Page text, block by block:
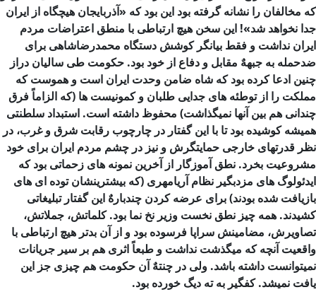
كه مخالفان را نشانه گرفته بود این بود كه «آذربایجان هیچگاه از ایران
جدا نخواهد شد»! این سخن هیچ ارتباطی با منطق اعتراضات مردم
ایران نداشت و فقط بیانگر كوشش دستگاه محمدرضاشاهی برای
ضدحمله به جبههٌ مقابل و دفاع از خود بود. حكومت طی سالیان دراز
چنین ادعا كرده بود كه شاه ضامن وحدت ایران است و هموست كه
مملکت را از توطئه های جدایی طلبان و كمونیست ها (كه الزاماً فرق
چندانی هم بین آنها نمیگذاشت) محفوظ داشته است. استبداد سلطنتی
همیشه كوشیده بود تا با این گفتار در چارچوب رقابت شرق و غرب، در
نظر قدرتهای خارجی حمایتگرش و نیز در چشم مردم ایران برای خود
مشروعیت بخرد. نطق آموزگار از آخرین نمونه های زحماتی بود كه
ایدئولوگ های مزدبگیر نظام آریامهری (كه بیشترینشان توده ای های
بازیافت شده بودند) برای عرضه کردن چندبارهٌ این گفتار تبلیغاتی
كشیدند. همه چیز نطق نخست وزیر نخ نما بود. كلماتش، جملاتش،
تصاویرش، مضامینش سراپا فرسوده بود و از آن بدتر هیچ ارتباطی با
واقعیت آنچه كه میگذشت نداشت و طبعاً اثری هم بر سیر جریانات
نمیتوانست داشته باشد. ولی در چنتهٌ آن حكومت هم چیزی جز این
یافت نمیشد. کفگیر به ته دیگ خورده بود.